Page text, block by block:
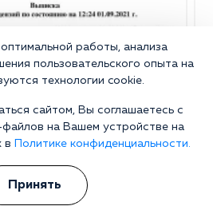
работы, анализа
пользовательского опыта на
технологии cookie.
сайтом, Вы соглашаетесь с
на Вашем устройстве на
в
Политике конфиденциальности.
Принять